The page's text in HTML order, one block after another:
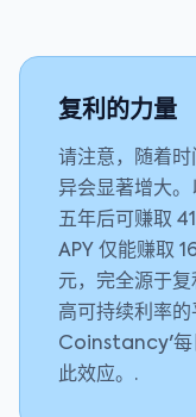
复利的力量
请注意，随着时
异会显著增大。
五年后可赚取
APY 仅能赚取
元，完全源于
高可持续利率的
Coinstancy'每
此效应。.